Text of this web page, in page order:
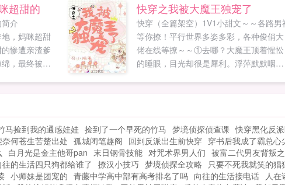
初始就绑定
有了三色霸
乱。面对让
永泽跃身一
，请看正
变悲剧。如
超甜的
介
，妈咪超甜
惨遭亲渣爹
，最终被逼
花样百出了
了，让我拴
快穿之我被大魔王独宠了
快穿（全篇架空）1V1小甜文～～各路男
等你撩！平行世界多姿多彩，各种俊俏大
佬在线等撩～～①去哪？大魔王顶着惺忪
的睡眼，目光却很是犀利。浮萍默默咽了
②萍儿过来，这莲花就跟你一样美丽。男
人袖下的手轻轻碰了碰女孩的手，立马又
缩了回去。浮萍娇羞地低下头。③我给你
从王母娘娘那取了写仙露，给你补补灵
气。谢谢君上！还有，离那条蠢蛇远些，
马捡到我的通感娃娃 捡到了一个早死的竹马 梦境侦探侦查课 快穿黑化反
何苍生苦楚出处 孤城闭笔趣阁 回到反派出生前快穿 穿书后我成了霸总心
白月光是金主他哥pan 末日钢骨技能 对咒术界男人们 被富二代男友背叛
往的生活四只狗都给谁了 撩汉小技巧 梦境侦探全攻略 只要不死我就笑的猖
小师妹是团宠的 青藤中学高中部有高考排名了吗 向往的生活接电话 人在